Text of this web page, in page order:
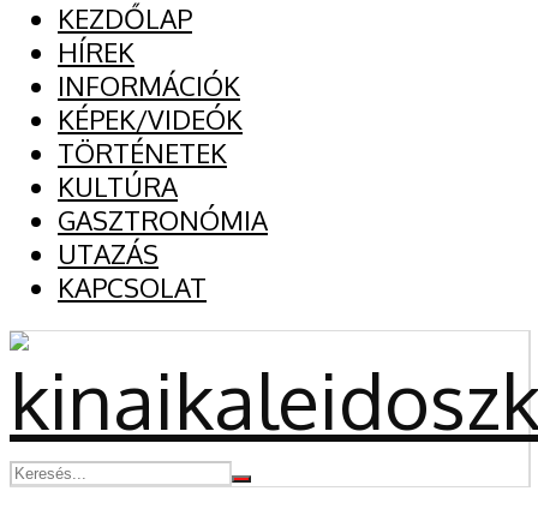
KEZDŐLAP
HÍREK
INFORMÁCIÓK
KÉPEK/VIDEÓK
TÖRTÉNETEK
KULTÚRA
GASZTRONÓMIA
UTAZÁS
KAPCSOLAT